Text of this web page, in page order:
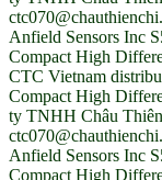
Anfield Sensors Inc
Compact High
CTC Vietnam
Compact High
ty TNHH Châu
Anfield Sensors Inc
Compact High